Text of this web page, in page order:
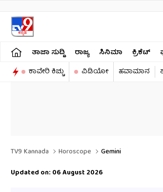
ತಾಜಾ ಸುದ್ದಿ ರಾಜ್ಯ ಸಿನಿಮಾ ಕ್ರಿಕೆಟ್​
ಕಾವೇರಿ ಕಿಚ್ಚು
ವಿಡಿಯೋ ಹವಾಮಾನ
TV9 Kannada Horoscope
Gemini
Updated on: 06 August 2026